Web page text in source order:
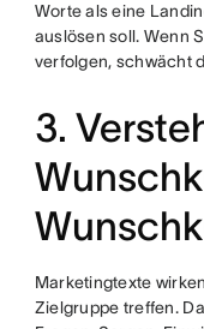
Worte als eine
auslösen soll. Wenn
verfolgen, schwächt
3.
Marketingtexte
Zielgruppe treffen.